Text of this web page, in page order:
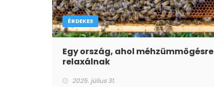
ÉRDEKES
Egy ország, ahol méhzümmögésre
relaxálnak
2025. július 31.